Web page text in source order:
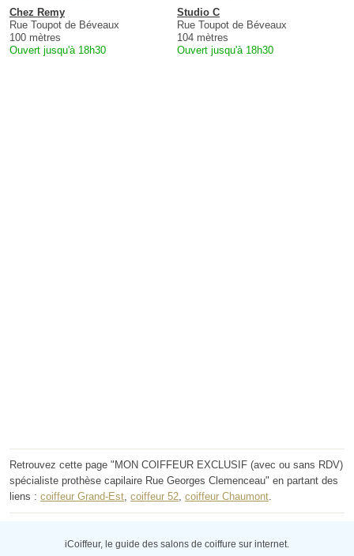
Chez Remy
Rue Toupot de Béveaux
100 mètres
Ouvert jusqu'à 18h30
Studio C
Rue Toupot de Béveaux
104 mètres
Ouvert jusqu'à 18h30
Retrouvez cette page "MON COIFFEUR EXCLUSIF (avec ou sans RDV)
spécialiste prothèse capilaire Rue Georges Clemenceau" en partant des
liens : coiffeur Grand-Est, coiffeur 52, coiffeur Chaumont.
iCoiffeur, le guide des salons de coiffure sur internet.